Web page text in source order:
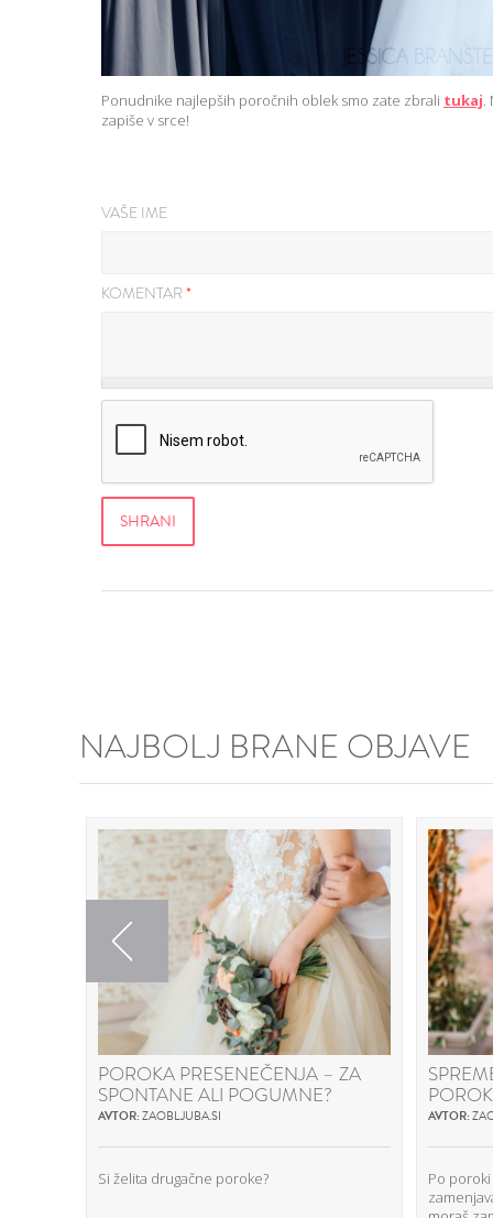
Ponudnike najlepših poročnih oblek smo zate zbrali tukaj.
zapiše v srce!
VAŠE IME
KOMENTAR *
NAJBOLJ BRANE OBJAVE
Previous
POROKA PRESENEČENJA – ZA
SPONTANE ALI POGUMNE?
AVTOR:ZAOBLJUBA.SI
Si želita drugačne poroke?
AVTOR:
Po